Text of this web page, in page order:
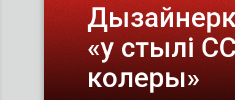
«у стылі
колеры»